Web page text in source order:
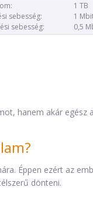
1 TB
sebesség:
1
sebesség:
0,5
hanem akár
Éppen ezért az
dönteni.